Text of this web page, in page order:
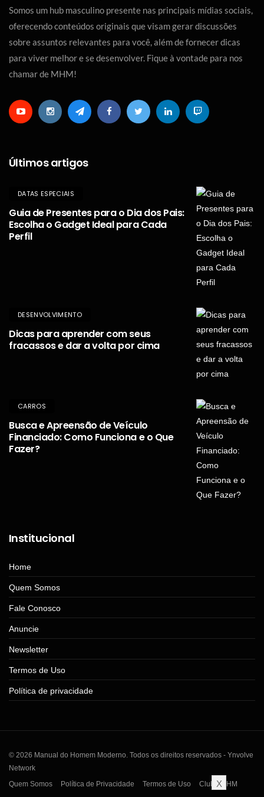
Somos um hub masculino presente nas principais mídias sociais,
oferecendo conteúdos originais que visam gerar discussões
sobre assuntos relevantes para você, além de fornecer dicas
para viver melhor e se desenvolver. Fique à vontade para nos
chamar de MHM!
Últimos artigos
DATAS ESPECIAIS
Guia de Presentes para o Dia dos Pais:
Escolha o Gadget Ideal para Cada
Perfil
DESENVOLVIMENTO
Dicas para aprender com seus
fracassos e dar a volta por cima
CARROS
Busca e Apreensão de Veículo
Financiado: Como Funciona e o Que
Fazer?
Institucional
Home
Quem Somos
Fale Conosco
Anuncie
Newsletter
Termos de Uso
Política de privacidade
© 2026 Manual do Homem Moderno. Todos os direitos reservados - Ynvolve
Network
Quem Somos
Política de Privacidade Termos de Uso
Clube MHM
X